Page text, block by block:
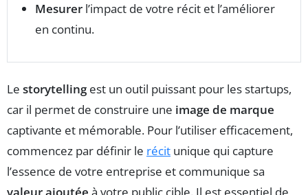
Mesurer l’impact de votre récit et l’améliorer
en continu.
Le storytellingest un outil puissant pour les startups,
car il permet de construire une image de marque
captivante et mémorable. Pour l’utiliser efficacement,
commencez par définir le récit unique qui capture
l’essence de votre entreprise et communique sa